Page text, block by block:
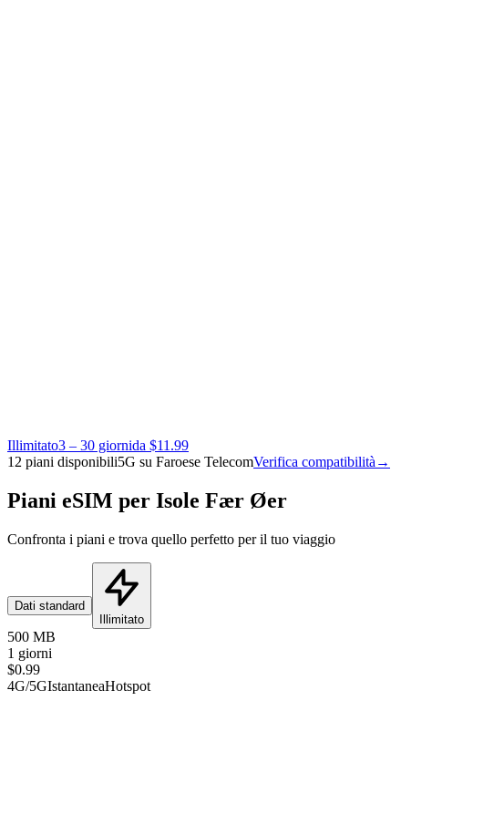
Illimitato3 – 30 giornida $11.99
12 piani disponibili5G su Faroese TelecomVerifica compatibilità →
Piani eSIM per Isole Fær Øer
Confronta i piani e trova quello perfetto per il tuo viaggio
Dati standard
Illimitato
500 MB
1 giorni
$0.99
4G/5GIstantaneaHotspot